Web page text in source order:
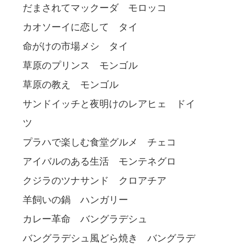
だまされてマックーダ モロッコ
カオソーイに恋して タイ
命がけの市場メシ タイ
草原のプリンス モンゴル
草原の教え モンゴル
サンドイッチと夜明けのレアヒェ ドイ
ツ
プラハで楽しむ食堂グルメ チェコ
アイバルのある生活 モンテネグロ
クジラのツナサンド クロアチア
羊飼いの鍋 ハンガリー
カレー革命 バングラデシュ
バングラデシュ風どら焼き バングラデ